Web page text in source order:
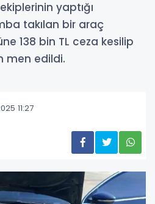
yaptığı
takılan bir araç
138 bin TL ceza kesilip
men edildi.
11:27